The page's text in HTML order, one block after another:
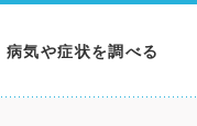
病気や症状を調べる
病気を調べる